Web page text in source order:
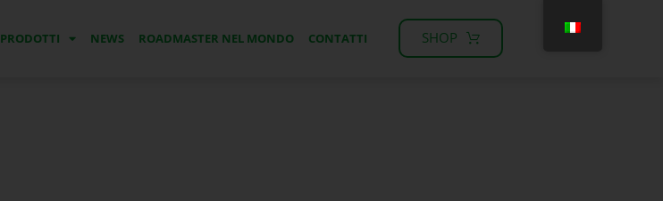
PRODOTTI NEWS ROADMASTER NEL MONDO CONTATTI SHOP